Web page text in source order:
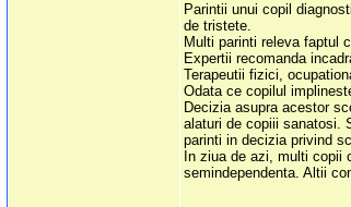
Parintii unui copil
de tristete.
Multi parinti releva faptul
Expertii recomanda
Terapeutii fizici,
Odata ce copilul
Decizia asupra acestor
alaturi de copiii sanatosi.
parinti in decizia privind
In ziua de azi, multi
semindependenta. Altii